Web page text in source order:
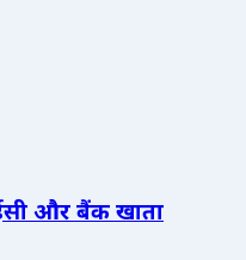
और बैंक खाता